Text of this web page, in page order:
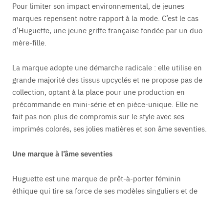
Pour limiter son impact environnemental, de jeunes
marques repensent notre rapport à la mode. C’est le cas
d’Huguette, une jeune griffe française fondée par un duo
mère-fille.
La marque adopte une démarche radicale : elle utilise en
grande majorité des tissus upcyclés et ne propose pas de
collection, optant à la place pour une production en
précommande en mini-série et en pièce-unique. Elle ne
fait pas non plus de compromis sur le style avec ses
imprimés colorés, ses jolies matières et son âme seventies.
Une marque à l’âme seventies
Huguette est une marque de prêt-à-porter féminin
éthique qui tire sa force de ses modèles singuliers et de